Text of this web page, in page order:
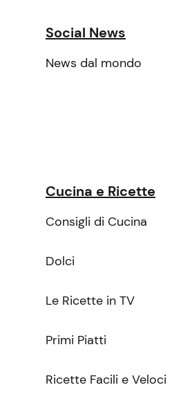
Social News
News dal mondo
Cucina e Ricette
Consigli di Cucina
Dolci
Le Ricette in TV
Primi Piatti
Ricette Facili e Veloci